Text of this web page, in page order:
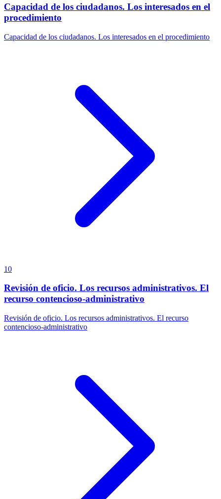
Capacidad de los ciudadanos. Los interesados en el
procedimiento
Capacidad de los ciudadanos. Los interesados en el procedimiento
10
Revisión de oficio. Los recursos administrativos. El
recurso contencioso-administrativo
Revisión de oficio. Los recursos administrativos. El recurso
contencioso-administrativo